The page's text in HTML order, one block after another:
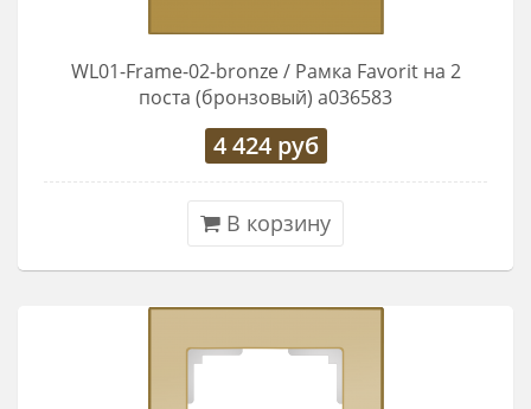
WL01-Frame-02-bronze / Рамка Favorit на 2
поста (бронзовый) a036583
4 424руб
В корзину